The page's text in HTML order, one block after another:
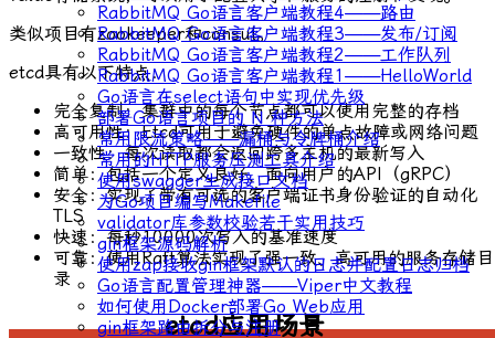
RabbitMQ Go语言客户端教程4——路由
RabbitMQ Go语言客户端教程3——发布/订阅
RabbitMQ Go语言客户端教程2——工作队列
RabbitMQ Go语言客户端教程1——HelloWorld
Go语言在select语句中实现优先级
部署Go语言项目的 N 种方法
常用限流策略——漏桶与令牌桶介绍
常用的HTTP服务压测工具介绍
使用swagger生成接口文档
为Go项目编写Makefile
validator库参数校验若干实用技巧
gin框架源码解析
使用zap接收gin框架默认的日志并配置日志归档
Go语言配置管理神器——Viper中文教程
如何使用Docker部署Go Web应用
gin框架路由拆分与注册
类似项目有zookeeper和consul。
etcd具有以下特点：
完全复制：集群中的每个节点都可以使用完整的存档
高可用性：Etcd可用于避免硬件的单点故障或网络问题
一致性：每次读取都会返回跨多主机的最新写入
简单：包括一个定义良好、面向用户的API（gRPC）
安全：实现了带有可选的客户端证书身份验证的自动化
TLS
快速：每秒10000次写入的基准速度
可靠：使用Raft算法实现了强一致、高可用的服务存储目
录
etcd应用场景